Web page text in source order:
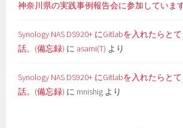
神奈川県の実践事例報告会に参加していま
Synology NAS DS920+ にGitlabを入れたらと
話。(備忘録) に asami(T) より
Synology NAS DS920+ にGitlabを入れたらと
話。(備忘録) に mnishig より